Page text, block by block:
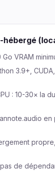
Go VRAM
3.9+,
: 10-30× la
de